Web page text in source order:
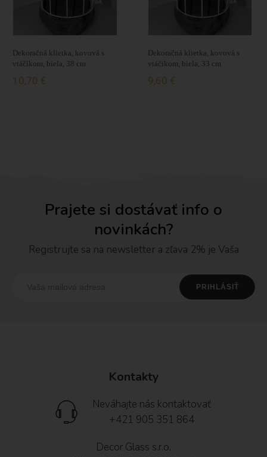
Dekoračná klietka, kovová s
vtáčikom, biela, 38 cm
10,70 €
Dekoračná klietka, kovová s
vtáčikom, biela, 33 cm
9,60 €
Prajete si dostávať info o
novinkách?
Registrujte sa na newsletter a zľava 2% je Vaša
Kontakty
Neváhajte nás kontaktovať
+421 905 351 864
Decor Glass s.r.o.